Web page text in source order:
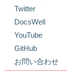
Twitter
DocsWell
YouTube
GitHub
お問い合わせ